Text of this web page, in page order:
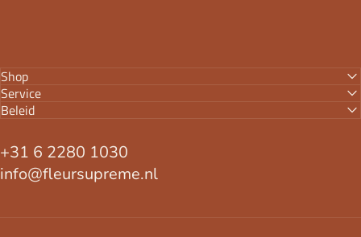
Shop
Service
Beleid
+31 6 2280 1030
info@fleursupreme.nl